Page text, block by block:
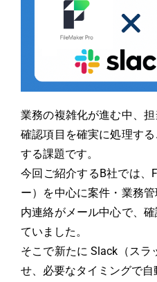
業務の複雑化が進む中、
確認項目を確実に処理す
する課題です。
今回ご紹介するB社では、
ー）を中心に案件・業務
内連絡がメール中心で、
ていました。
そこで新たに Slack（スラ
せ、必要なタイミングで